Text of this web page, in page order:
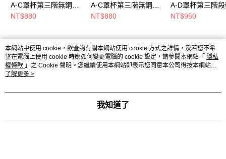
A-C罩杯第三階無鋼圈
適體內衣(甜心紫)
NT$880
A-C罩杯第三階無鋼圈
適體內衣(雲朵白)
NT$880
A-D罩杯第三階
圈內衣(天空藍)
NT$950
熱門標籤
本網站中使用 cookie，欲查詢有關本網站使用 cookie 方式之詳情，及若您不希望